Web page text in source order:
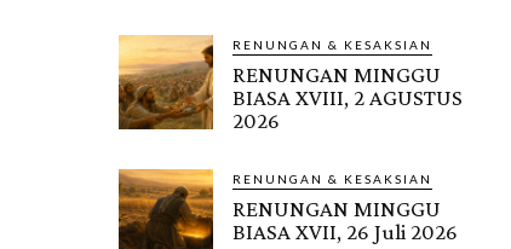
RENUNGAN & KESAKSIAN
RENUNGAN MINGGU
BIASA XVIII, 2 AGUSTUS
2026
RENUNGAN & KESAKSIAN
RENUNGAN MINGGU
BIASA XVII, 26 Juli 2026